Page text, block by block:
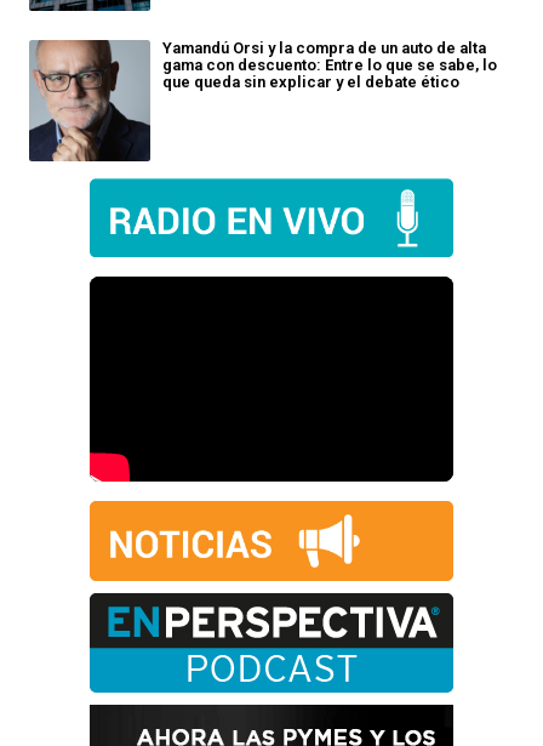
Yamandú Orsi y la compra de un auto de alta
gama con descuento: Entre lo que se sabe, lo
que queda sin explicar y el debate ético